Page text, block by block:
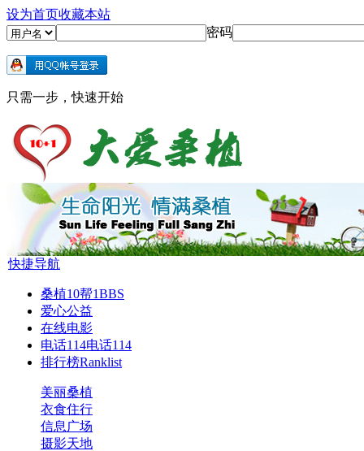
设为首页收藏本站
密码
只需一步，快速开始
快捷导航
桑植10帮1BBS
爱心公益
在线电影
电话114电话114
排行榜Ranklist
美丽桑植
衣食住行
信息广场
摄影天地